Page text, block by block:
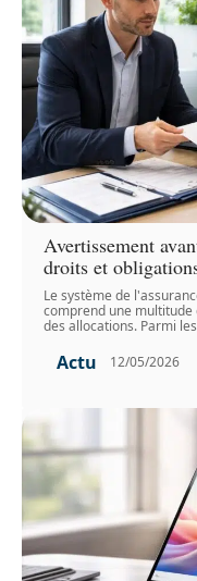
Avertissement
droits et
Le système de
comprend une
des allocations. Parmi
Actu 12/05/2026